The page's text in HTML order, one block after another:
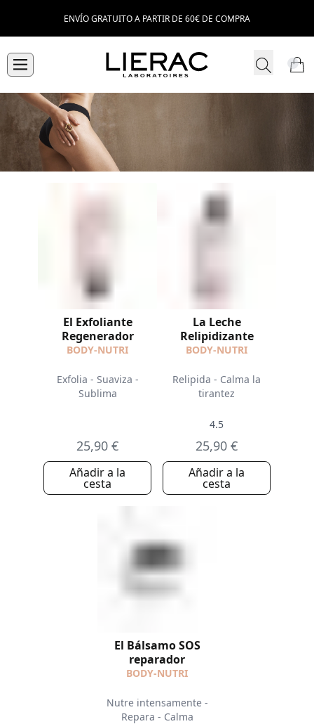
ENVÍO GRATUITO A PARTIR DE 60€ DE COMPRA
El Exfoliante
Regenerador
BODY-NUTRI
Exfolia - Suaviza -
Sublima
25,90 €
Añadir a la
cesta
La Leche
Relipidizante
BODY-NUTRI
Relipida - Calma la
tirantez
4.5
25,90 €
Añadir a la
cesta
El Bálsamo SOS
reparador
BODY-NUTRI
Nutre intensamente -
Repara - Calma